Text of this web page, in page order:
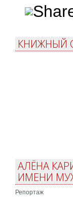
КНИЖНЫЙ
АЛЁНА
ИМЕНИ
Репортаж